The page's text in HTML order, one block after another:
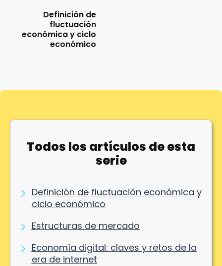
Definición de
fluctuación
económica y ciclo
económico
Todos los artículos de esta
serie
Definición de fluctuación económica y
ciclo económico
Estructuras de mercado
Economía digital: claves y retos de la
era de internet